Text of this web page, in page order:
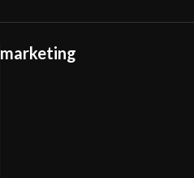
marketing